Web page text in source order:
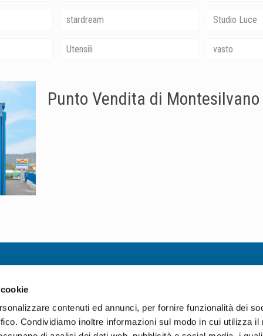
contenuti ed annunci, per fornire funzionalità dei
Condividiamo inoltre informazioni sul modo in cui utilizza il
stardream Studio Luce
Utensili vasto
Punto Vendita di Montesilvano
Politiche gestione difettosi
Privacy & Cookie policy